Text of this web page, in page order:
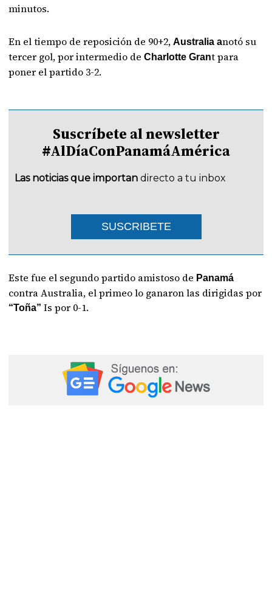
minutos.
En el tiempo de reposición de 90+2,Australia anotó su
tercer gol, por intermedio deCharlotte Grant para
poner el partido 3-2.
Suscríbete al newsletter
#AlDíaConPanamáAmérica
Las noticias que importan directo a tu inbox
SUSCRIBETE
Este fue el segundo partido amistoso de Panamá
contra Australia, el primeo lo ganaron las dirigidas por
“Toña” Is por 0-1.